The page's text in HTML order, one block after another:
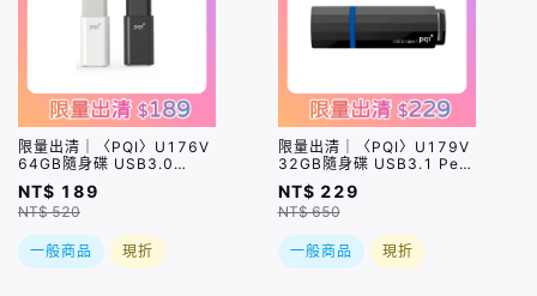
限量出清｜〈PQI〉U176V
64GB隨身碟 USB3.0
Flash Drive (顏色隨機出
貨)
NT$ 189
NT$ 520
一般商品 現折
限量出清｜〈PQI〉U179V
32GB隨身碟 USB3.1 Pen
Drive 黑色
NT$ 229
NT$ 650
一般商品 現折